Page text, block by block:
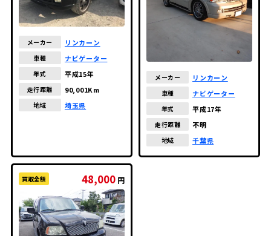
メーカー リンカーン
車種 ナビゲーター
年式 平成15年
走行距離 90,001Km
地域 埼玉県
メーカー リンカーン
車種 ナビゲーター
年式 平成17年
走行距離 不明
地域 千葉県
買取金額 48,000 円